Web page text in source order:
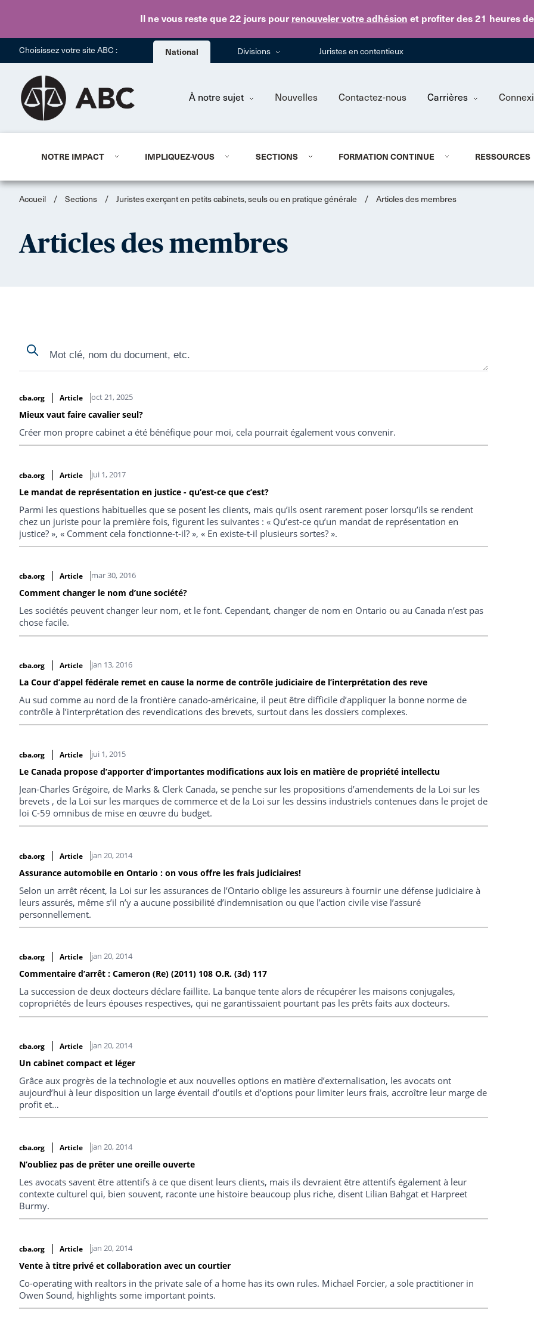
Il ne vous reste que 22 jourspour renouveler votre adhésion et profiter des 21 heures
Skip to main content
Choisissez votre site ABC : National Divisions Juristes en contentieux
À notre sujet Nouvelles Contactez-nous Carrières
NOTRE IMPACT IMPLIQUEZ-VOUS SECTIONS FORMATION CONTINUE RESSOURCES
Accueil / Sections / Juristes exerçant en petits cabinets, seuls ou en pratique générale / Articles des membres
Articles des membres
Search
Search
cba.org
Article oct 21, 2025
Mieux vaut faire cavalier seul?
Créer mon propre cabinet a été bénéfique pour moi, cela pourrait également vous convenir.
cba.org Article jui 1, 2017
Le mandat de représentation en justice - qu’est-ce que c’est?
Parmi les questions habituelles que se posent les clients, mais qu’ils osent rarement poser lorsqu’ils se rendent
chez un juriste pour la première fois, figurent les suivantes : « Qu’est-ce qu’un mandat de représentation en
justice? », « Comment cela fonctionne-t-il? », « En existe-t-il plusieurs sortes? ».
cba.org Article mar 30, 2016
Comment changer le nom d’une société?
Les sociétés peuvent changer leur nom, et le font. Cependant, changer de nom en Ontario ou au Canada n’est pas
chose facile.
cba.org Article jan 13, 2016
La Cour d’appel fédérale remet en cause la norme de contrôle judiciaire de l’interprétation des reve
Au sud comme au nord de la frontière canado-américaine, il peut être difficile d’appliquer la bonne norme de
contrôle à l’interprétation des revendications des brevets, surtout dans les dossiers complexes.
cba.org Article jui 1, 2015
Le Canada propose d’apporter d’importantes modifications aux lois en matière de propriété intellectu
Jean-Charles Grégoire, de Marks & Clerk Canada, se penche sur les propositions d’amendements de la Loi sur les
brevets , de la Loi sur les marques de commerce et de la Loi sur les dessins industriels contenues dans le projet de
loi C-59 omnibus de mise en œuvre du budget.
cba.org Article jan 20, 2014
Assurance automobile en Ontario : on vous offre les frais judiciaires!
Selon un arrêt récent, la Loi sur les assurances de l’Ontario oblige les assureurs à fournir une défense judiciaire à
leurs assurés, même s’il n’y a aucune possibilité d’indemnisation ou que l’action civile vise l’assuré
personnellement.
cba.org Article jan 20, 2014
Commentaire d’arrêt : Cameron (Re) (2011) 108 O.R. (3d) 117
La succession de deux docteurs déclare faillite. La banque tente alors de récupérer les maisons conjugales,
copropriétés de leurs épouses respectives, qui ne garantissaient pourtant pas les prêts faits aux docteurs.
cba.org Article jan 20, 2014
Un cabinet compact et léger
Grâce aux progrès de la technologie et aux nouvelles options en matière d’externalisation, les avocats ont
aujourd’hui à leur disposition un large éventail d’outils et d’options pour limiter leurs frais, accroître leur marge de
profit et…
cba.org Article jan 20, 2014
N’oubliez pas de prêter une oreille ouverte
Les avocats savent être attentifs à ce que disent leurs clients, mais ils devraient être attentifs également à leur
contexte culturel qui, bien souvent, raconte une histoire beaucoup plus riche, disent Lilian Bahgat et Harpreet
Burmy.
cba.org Article jan 20, 2014
Vente à titre privé et collaboration avec un courtier
Co-operating with realtors in the private sale of a home has its own rules. Michael Forcier, a sole practitioner in
Owen Sound, highlights some important points.